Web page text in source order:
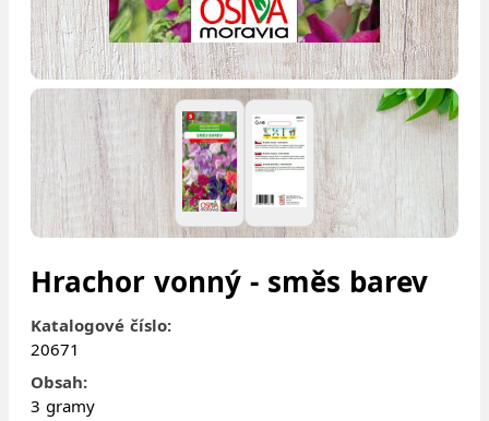
Hrachor vonný - směs barev
Katalogové číslo:
20671
Obsah:
3 gramy